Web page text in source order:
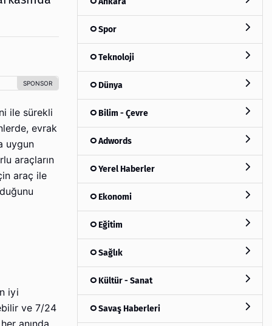
ile sürekli
evrak
uygun
araçların
araç ile
iyi
ve 7/24
Spor
Teknoloji
Dünya
Bilim - Çevre
Adwords
Yerel Haberler
Ekonomi
Eğitim
Sağlık
Kültür - Sanat
Savaş Haberleri